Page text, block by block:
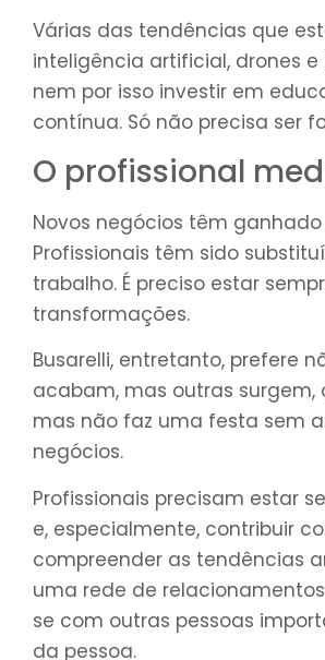
Várias das tendências que
inteligência artificial, drones
nem por isso investir em
contínua. Só não precisa ser
O profissional
Novos negócios têm
Profissionais têm sido
trabalho. É preciso estar
transformações.
Busarelli, entretanto, prefere
acabam, mas outras surgem,
mas não faz uma festa sem
negócios.
Profissionais precisam estar
e, especialmente, contribuir
compreender as tendências
uma rede de
se com outras pessoas
da pessoa.